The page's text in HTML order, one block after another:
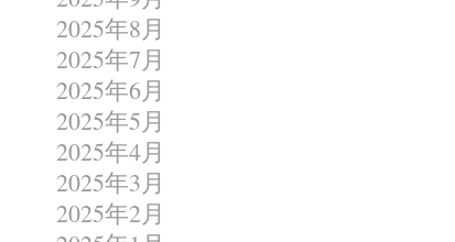
2025年8月
2025年7月
2025年6月
2025年5月
2025年4月
2025年3月
2025年2月